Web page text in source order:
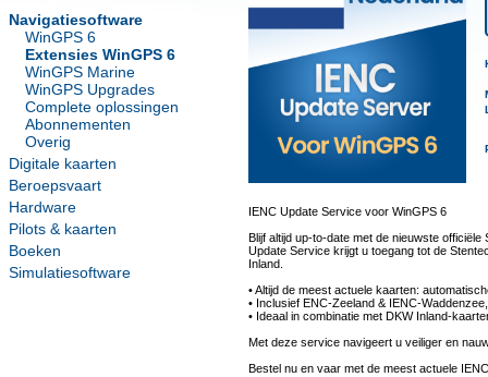
Navigatiesoftware
WinGPS 6
Extensies WinGPS 6
WinGPS Marine
WinGPS Upgrades
Complete oplossingen
Abonnementen
Overig
Digitale kaarten
Beroepsvaart
Hardware
Pilots & kaarten
Boeken
Simulatiesoftware
IENC Update Service voor WinGPS 6
Blijf altijd up-to-date met de nieuwste
Update Service krijgt u toegang tot de
Inland.
• Altijd de meest actuele kaarten:
• Inclusief ENC-Zeeland & IENC-
• Ideaal in combinatie met DKW Inland-
Met deze service navigeert u veiliger en
Bestel nu en vaar met de meest actuele